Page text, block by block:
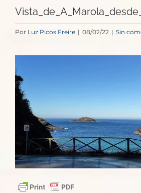
Por Luz Picos Freire | 08/02/22 | Sin